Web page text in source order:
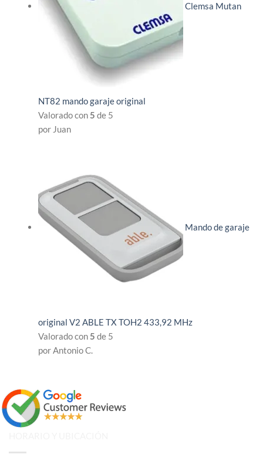
Clemsa Mutan
NT82 mando garaje original
Valorado con5 de 5
por Juan
Mando de garaje
original V2 ABLE TX TOH2 433,92 MHz
Valorado con5 de 5
por Antonio C.